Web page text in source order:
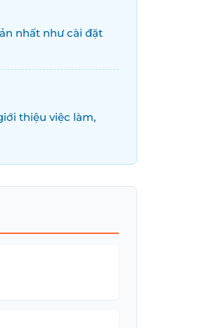
nhất như cài đặt
thiệu việc làm,